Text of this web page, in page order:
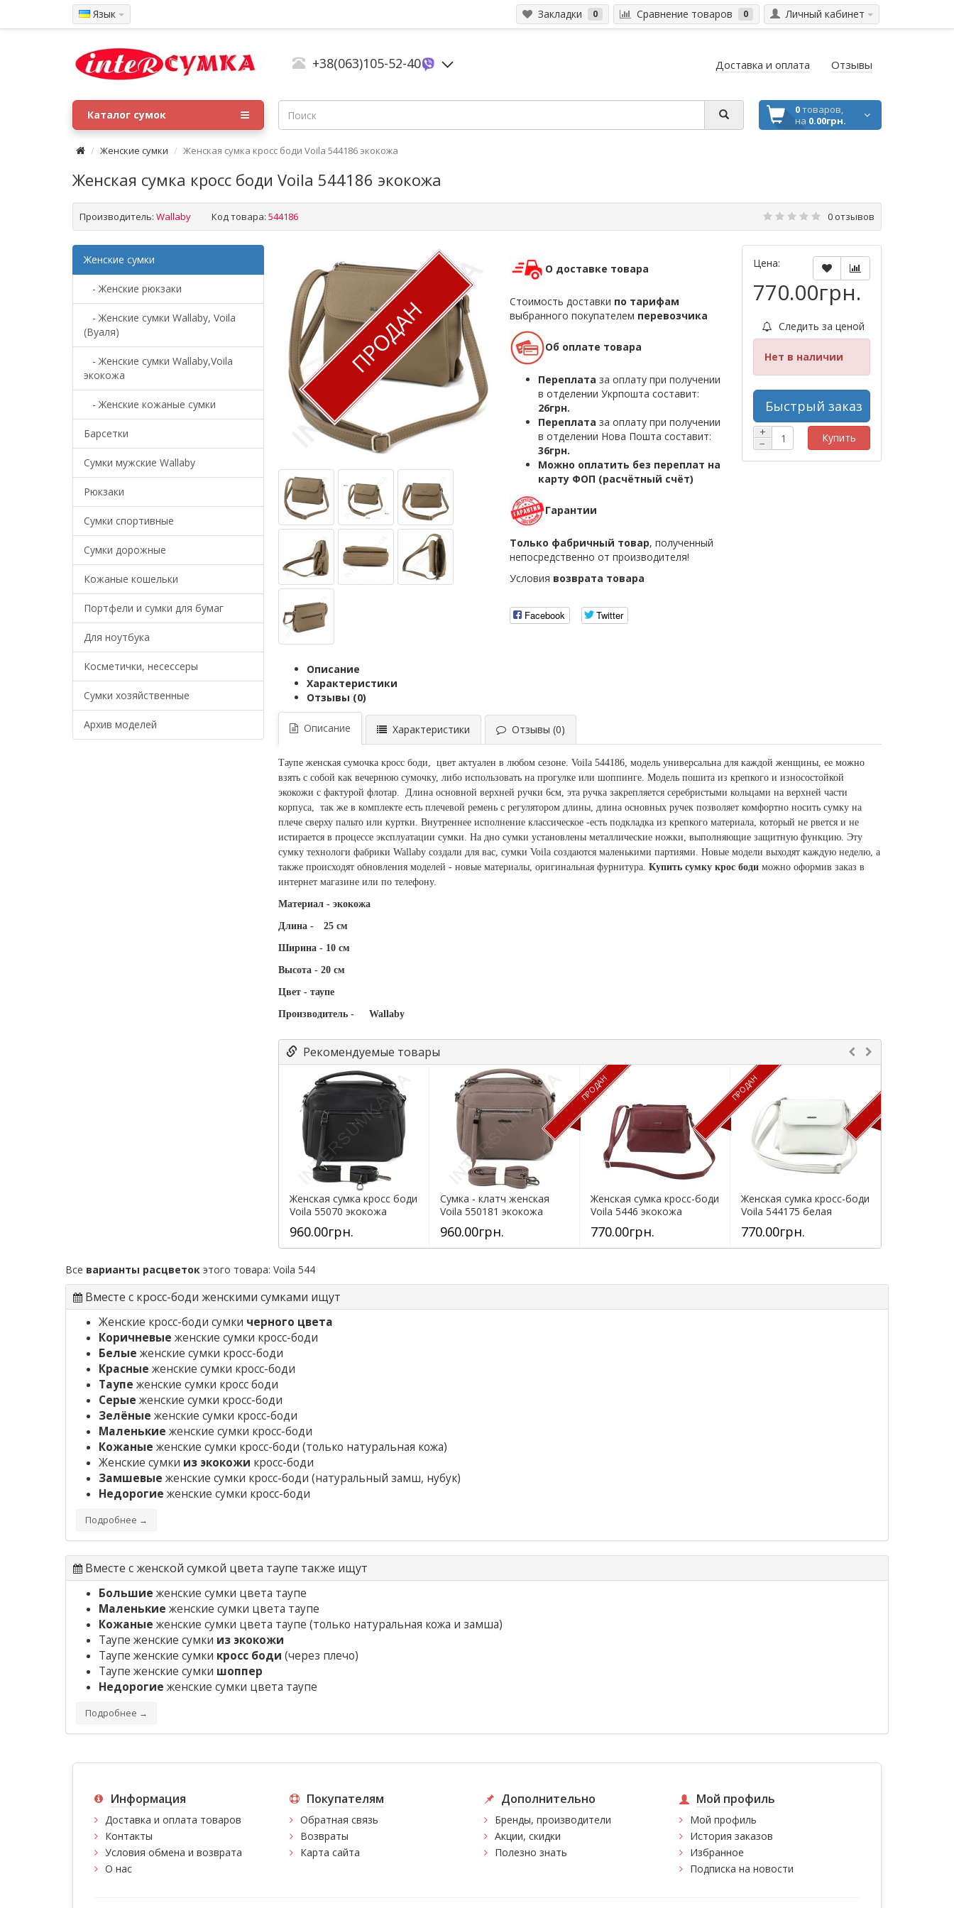
Язык Закладки 0 Сравнение товаров 0 Личный кабинет
+38(063)105-52-40 Доставка и оплата Отзывы
0товаров,
на 0.00грн.
Каталог сумок
Женские сумки Женская сумка кросс боди Voila 544186 экокожа
Женская сумка кросс боди Voila 544186 экокожа
Производитель: Wallaby Код товара: 544186 0 отзывов
Женские сумки
- Женские рюкзаки
- Женские сумки Wallaby, Voila
(Вуаля)
- Женские сумки Wallaby,Voila
экокожа
- Женские кожаные сумки
Барсетки
Cумки мужские Wallaby
Рюкзаки
Сумки спортивные
Сумки дорожные
Кожаные кошельки
Портфели и сумки для бумаг
Для ноутбука
Косметички, несессеры
Сумки хозяйственные
Архив моделей
ПРОДАН
Описание
Характеристики
Отзывы (0)
О доставке товара
Стоимость доставки по тарифам
выбранного покупателем перевозчика
Об оплате товара
Переплата за оплату при получении
в отделении Укрпошта составит:
26грн.
Переплата за оплату при получении
в отделении Нова Пошта составит:
36грн.
Можно оплатить без переплат на
карту ФОП (расчётный счёт)
Гарантии
Только фабричный товар, полученный
непосредственно от производителя!
Условия возврата товара
Facebook Twitter
Цена:
770.00грн.
Следить за ценой
Нет в наличии
Быстрый заказ
+
−
Купить
Описание Характеристики Отзывы (0)
Таупе женская сумочка кросс боди, цвет актуален в любом сезоне. Voila 544186, модель универсальна для каждой женщины, ее можно
взять с собой как вечернюю сумочку, либо использовать на прогулке или шоппинге. Модель пошита из крепкого и износостойкой
экокожи с фактурой флотар. Длина основной верхней ручки 6см, эта ручка закрепляется серебристыми кольцами на верхней части
корпуса, так же в комплекте есть плечевой ремень с регулятором длины, длина основных ручек позволяет комфортно носить сумку на
плече сверху пальто или куртки. Внутреннее исполнение классическое -есть подкладка из крепкого материала, который не рвется и не
истирается в процессе эксплуатации сумки. На дно сумки установлены металлические ножки, выполняющие защитную функцию. Эту
сумку технологи фабрики Wallaby создали для вас, сумки Voila создаются маленькими партиями. Новые модели выходят каждую неделю, а
также происходят обновления моделей - новые материалы, оригинальная фурнитура. Купить сумку крос боди можно оформив заказ в
интернет магазине или по телефону.
Материал - экокожа
Длина - 25 см
Ширина - 10 см
Высота - 20 см
Цвет - таупе
Производитель - Wallaby
Рекомендуемые товары
Женская сумка кросс боди
Voila 55070 экокожа
960.00грн.
Сумка - клатч женская
Voila 550181 экокожа
960.00грн.
ПРОДАН
Женская сумка кросс-боди
Voila 5446 экокожа
770.00грн.
ПРОДАН
Женская сумка кросс-боди
Voila 544175 белая
770.00грн.
ПРОДАН
Все варианты расцветок этого товара: Voila 544
Вместе с кросс-боди женскими сумками ищут
Женские кросс-боди сумки черного цвета
Коричневые женские сумки кросс-боди
Белые женские сумки кросс-боди
Красные женские сумки кросс-боди
Таупе женские сумки кросс боди
Серые женские сумки кросс-боди
Зелёные женские сумки кросс-боди
Маленькие женские сумки кросс-боди
Кожаные женские сумки кросс-боди (только натуральная кожа)
Женские сумки из экокожи кросс-боди
Замшевые женские сумки кросс-боди (натуральный замш, нубук)
Недорогие женские сумки кросс-боди
Подробнее →
Вместе с женской сумкой цвета таупе также ищут
Большие женские сумки цвета таупе
Маленькие женские сумки цвета таупе
Кожаные женские сумки цвета таупе (только натуральная кожа и замша)
Таупе женские сумки из экокожи
Таупе женские сумки кросс боди (через плечо)
Таупе женские сумки шоппер
Недорогие женские сумки цвета таупе
Подробнее →
Информация
Доставка и оплата товаров
Контакты
Условия обмена и возврата
О нас
Покупателям
Обратная связь
Возвраты
Карта сайта
Дополнительно
Бренды, производители
Акции, скидки
Полезно знать
Мой профиль
Мой профиль
История заказов
Избранное
Подписка на новости